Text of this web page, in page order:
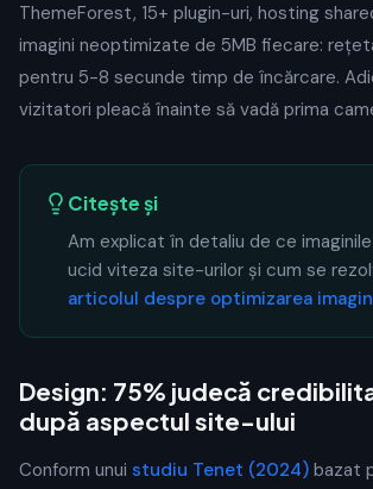
ThemeForest, 15+ plugin-uri, hosting
imagini neoptimizate de 5MB fiecare:
pentru 5-8 secunde timp de încărcare.
vizitatori pleacă înainte să vadă prima
Citește și
Am explicat în detaliu de ce
ucid viteza site-urilor și cum se
articolul despre optimizarea
Design: 75% judecă
după aspectul site-ului
Conform unui studiu Tenet (2024) bazat